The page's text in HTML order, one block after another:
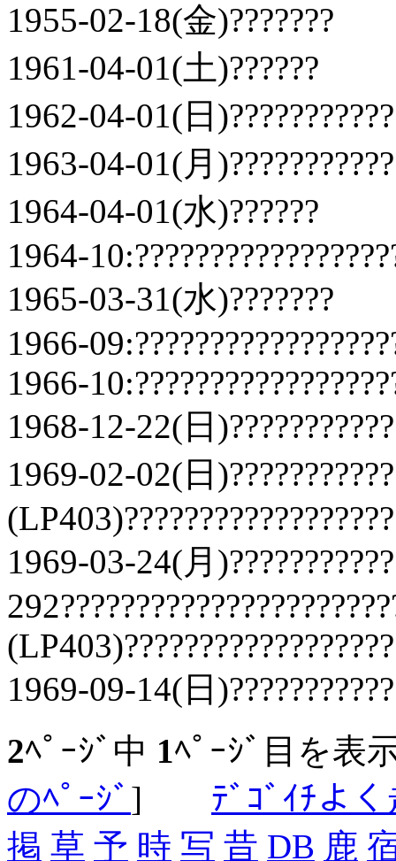
1955-02-18(金)???????
1961-04-01(土)??????
1962-04-01(日
1963-04-01(月
1964-04-01(水)??????
1964-
1965-03-31(水)???????
1966-
1966-
1968-12-22(日
1969-02-02(日
1969-03-24(月
1969-09-14(日
2ﾍﾟｰｼﾞ中 1ﾍﾟｰｼﾞ目を表
のﾍﾟｰｼﾞ ] ﾃﾞｺﾞｲﾁよ
掲 草 予 時 写 昔 DB 鹿